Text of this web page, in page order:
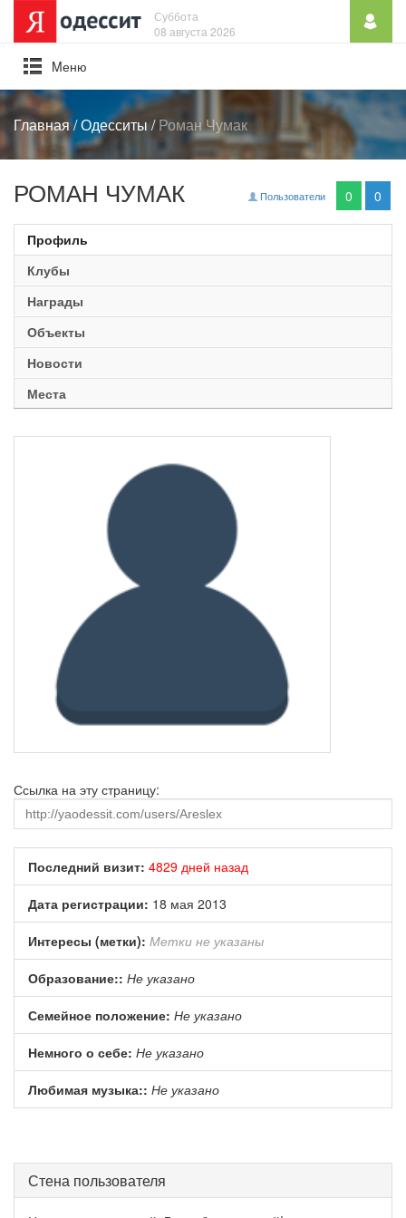
Суббота
08 августа 2026
Mеню
Главная/Одесситы/Роман Чумак
Пользователи 0 0
РОМАН ЧУМАК
Профиль
Клубы
Награды
Объекты
Новости
Места
Ссылка на эту страницу:
Последний визит: 4829 дней назад
Дата регистрации: 18 мая 2013
Интересы (метки): Метки не указаны
Образование:: Не указано
Семейное положение: Не указано
Немного о себе: Не указано
Любимая музыка:: Не указано
Стена пользователя